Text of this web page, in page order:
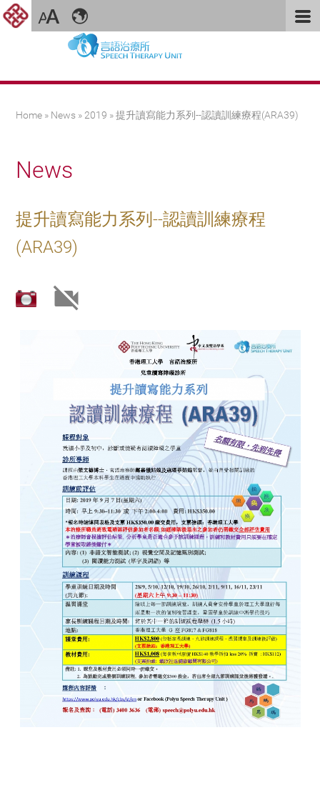
You are here
Home » News » 2019 » 提升讀寫能力系列--認讀訓練療程(ARA39)
News
提升讀寫能力系列--認讀訓練療程
(ARA39)